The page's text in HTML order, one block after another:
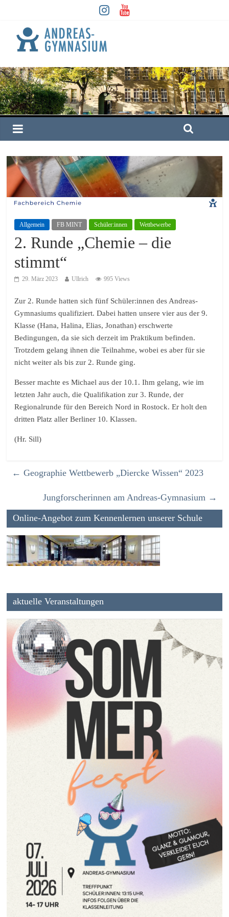
Allgemein FB MINT Schüler:innen Wettbewerbe
2. Runde „Chemie – die
stimmt“
29. März 2023 Ullrich 995 Views
Zur 2. Runde hatten sich fünf Schüler:innen des Andreas-
Gymnasiums qualifiziert. Dabei hatten unsere vier aus der 9.
Klasse (Hana, Halina, Elias, Jonathan) erschwerte
Bedingungen, da sie sich derzeit im Praktikum befinden.
Trotzdem gelang ihnen die Teilnahme, wobei es aber für sie
nicht weiter als bis zur 2. Runde ging.
Besser machte es Michael aus der 10.1. Ihm gelang, wie im
letzten Jahr auch, die Qualifikation zur 3. Runde, der
Regionalrunde für den Bereich Nord in Rostock. Er holt den
dritten Platz aller Berliner 10. Klassen.
(Hr. Sill)
← Geographie Wettbewerb „Diercke Wissen“ 2023
Jungforscherinnen am Andreas-Gymnasium →
Online-Angebot zum Kennenlernen unserer Schule
aktuelle Veranstaltungen